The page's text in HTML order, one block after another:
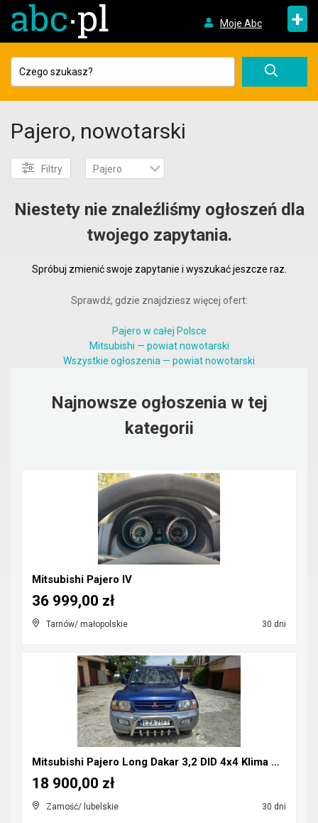
Moje Abc +
Pajero, nowotarski
Filtry Pajero
Niestety nie znaleźliśmy ogłoszeń dla
twojego zapytania.
Spróbuj zmienić swoje zapytanie i wyszukać jeszcze raz.
Sprawdź, gdzie znajdziesz więcej ofert:
Pajero w całej Polsce
Mitsubishi — powiat nowotarski
Wszystkie ogłoszenia — powiat nowotarski
Najnowsze ogłoszenia w tej
kategorii
Mitsubishi Pajero IV
Tarnów/ małopolskie 30 dni
36 999,00 zł
Mitsubishi Pajero Long Dakar 3,2 DID 4x4 Klima CB-...
Zamość/ lubelskie 30 dni
18 900,00 zł